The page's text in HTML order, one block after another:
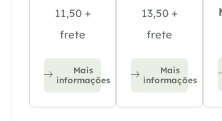
11,50 +
frete
Mais
informações
13,50 +
frete
Mais
informações